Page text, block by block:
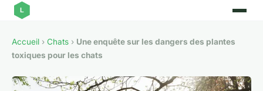
Accueil › Chats › Une enquête sur les dangers des plantes
toxiques pour les chats